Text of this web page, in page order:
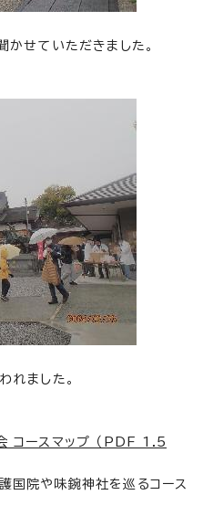
かせていただきました。
れました。
コースマップ （PDF 1.5
国院や味鋺神社を巡るコース